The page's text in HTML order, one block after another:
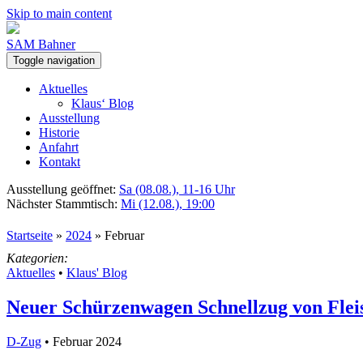
Skip to main content
SAM Bahner
Toggle navigation
Aktuelles
Klaus‘ Blog
Ausstellung
Historie
Anfahrt
Kontakt
Ausstellung geöffnet: Sa (08.08.), 11-16 Uhr
Nächster Stammtisch: Mi (12.08.), 19:00
Startseite » 2024 » Februar
Kategorien:
Aktuelles • Klaus' Blog
Neuer Schürzenwagen Schnellzug von
D-Zug • Februar 2024